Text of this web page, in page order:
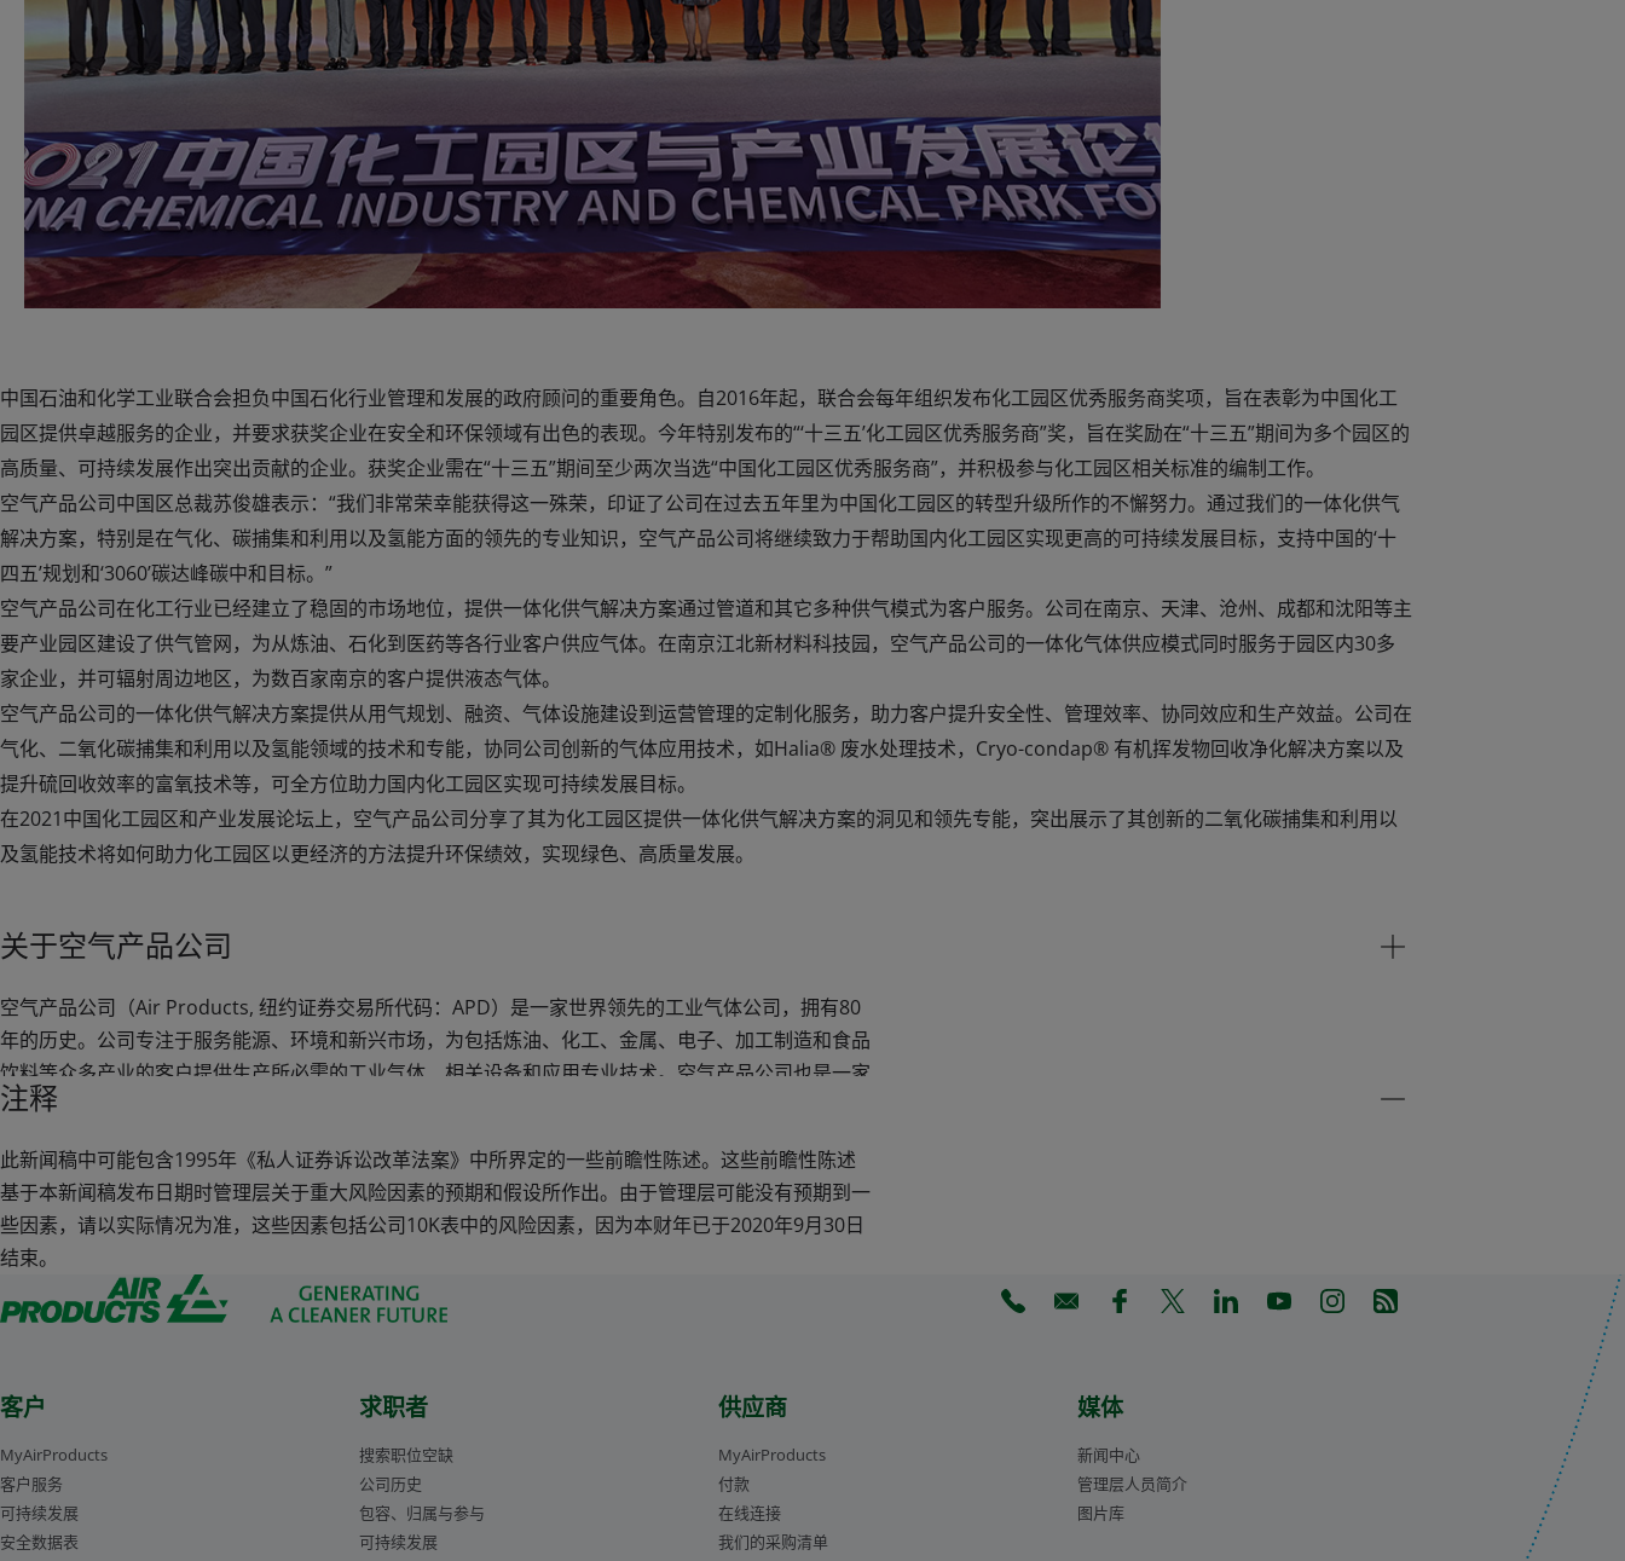
中国石油和化学工业联合会担负中国石化行业管理和发展的政府顾问的重要角色。自2016年起，联合会每年组织发布化工园区优秀服务商奖项，旨在表彰为中国化工
园区提供卓越服务的企业，并要求获奖企业在安全和环保领域有出色的表现。今年特别发布的“‘十三五’化工园区优秀服务商”奖，旨在奖励在“十三五”期间为多个园区的
高质量、可持续发展作出突出贡献的企业。获奖企业需在“十三五”期间至少两次当选“中国化工园区优秀服务商”，并积极参与化工园区相关标准的编制工作。
空气产品公司中国区总裁苏俊雄表示：“我们非常荣幸能获得这一殊荣，印证了公司在过去五年里为中国化工园区的转型升级所作的不懈努力。通过我们的一体化供气
解决方案，特别是在气化、碳捕集和利用以及氢能方面的领先的专业知识，空气产品公司将继续致力于帮助国内化工园区实现更高的可持续发展目标，支持中国的‘十
四五’规划和‘3060’碳达峰碳中和目标。”
空气产品公司在化工行业已经建立了稳固的市场地位，提供一体化供气解决方案通过管道和其它多种供气模式为客户服务。公司在南京、天津、沧州、成都和沈阳等主
要产业园区建设了供气管网，为从炼油、石化到医药等各行业客户供应气体。在南京江北新材料科技园，空气产品公司的一体化气体供应模式同时服务于园区内30多
家企业，并可辐射周边地区，为数百家南京的客户提供液态气体。
空气产品公司的一体化供气解决方案提供从用气规划、融资、气体设施建设到运营管理的定制化服务，助力客户提升安全性、管理效率、协同效应和生产效益。公司在
气化、二氧化碳捕集和利用以及氢能领域的技术和专能，协同公司创新的气体应用技术，如Halia® 废水处理技术，Cryo-condap® 有机挥发物回收净化解决方案以及
提升硫回收效率的富氧技术等，可全方位助力国内化工园区实现可持续发展目标。
在2021中国化工园区和产业发展论坛上，空气产品公司分享了其为化工园区提供一体化供气解决方案的洞见和领先专能，突出展示了其创新的二氧化碳捕集和利用以
及氢能技术将如何助力化工园区以更经济的方法提升环保绩效，实现绿色、高质量发展。
关于空气产品公司
空气产品公司（Air Products, 纽约证券交易所代码：APD）是一家世界领先的工业气体公司，拥有80
年的历史。公司专注于服务能源、环境和新兴市场，为包括炼油、化工、金属、电子、加工制造和食品
饮料等众多产业的客户提供生产所必需的工业气体、相关设备和应用专业技术。空气产品公司也是一家
全球领先的液化天然气工艺技术和设备供应商。公司开发、设计、建造、拥有并运营着一些全球超大型
化学品的气化项目；碳捕集项目；以及助力全球运输和能源转型的世界级无碳氢项目。
2020财年，公司在50个国家和地区的运营销售额达89亿美元，当前市值约650亿美元。其全球来自不
同背景的1万9千多名充满热情、富有才华和忠诚敬业的员工在空气产品公司更高目标的引领下，致力
于创造创新的解决方案，助力环境改善，增强可持续发展，并解决客户、社区及全球所面临的挑战。欲
注释
此新闻稿中可能包含1995年《私人证券诉讼改革法案》中所界定的一些前瞻性陈述。这些前瞻性陈述
基于本新闻稿发布日期时管理层关于重大风险因素的预期和假设所作出。由于管理层可能没有预期到一
些因素，请以实际情况为准，这些因素包括公司10K表中的风险因素，因为本财年已于2020年9月30日
结束。
(Opens in a new tab)
(Opens in a new tab)
(Opens in a new tab)
(Opens in a new tab)
(Opens in a new tab)
(Opens in a new tab)
(Opens in a new tab)
(Opens in a new tab)
客户
MyAirProducts
客户服务
可持续发展
安全数据表
求职者
搜索职位空缺
公司历史
包容、归属与参与
可持续发展
供应商
MyAirProducts
付款
在线连接
我们的采购清单
媒体
新闻中心
管理层人员简介
图片库